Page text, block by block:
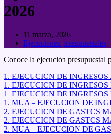
2026
11 marzo, 2026
Ejecuciones presupuestales
Conoce la ejecución presupuestal
1. EJECUCION DE INGRESOS
1. EJECUCION DE
1. EJECUCION DE
1. MUA – EJECUCION DE
2. EJECUCION DE GASTOS
2. EJECUCION DE GASTOS
2. MUA – EJECUCION DE